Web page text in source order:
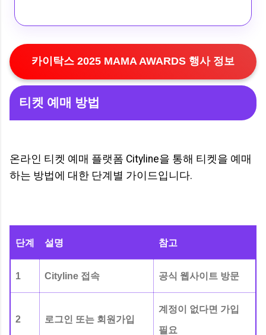
카이탁스 2025 MAMA AWARDS 행사 정보
티켓 예매 방법
온라인 티켓 예매 플랫폼 Cityline을 통해 티켓을 예매
하는 방법에 대한 단계별 가이드입니다.
단계 설명 참고
1 Cityline 접속 공식 웹사이트 방문
2 로그인 또는 회원가입
계정이 없다면 가입
필요